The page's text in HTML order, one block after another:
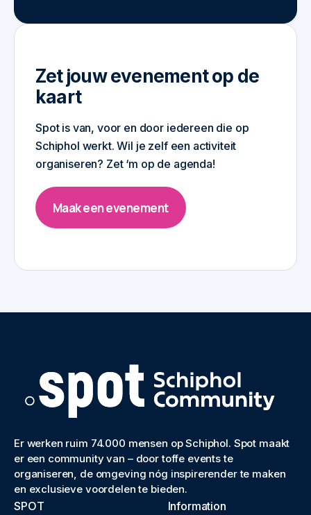
Zet jouw evenement op de
kaart
Spot is van, voor en door iedereen die op
Schiphol werkt. Wil je zelf een activiteit
organiseren? Zet ‘m op de agenda!
Maak een evenement
Er werken ruim 74.000 mensen op Schiphol. Spot maakt
er een community van – door toffe events te
organiseren, de omgeving nóg inspirerender te maken
en exclusieve voordelen te bieden.
SPOT Information